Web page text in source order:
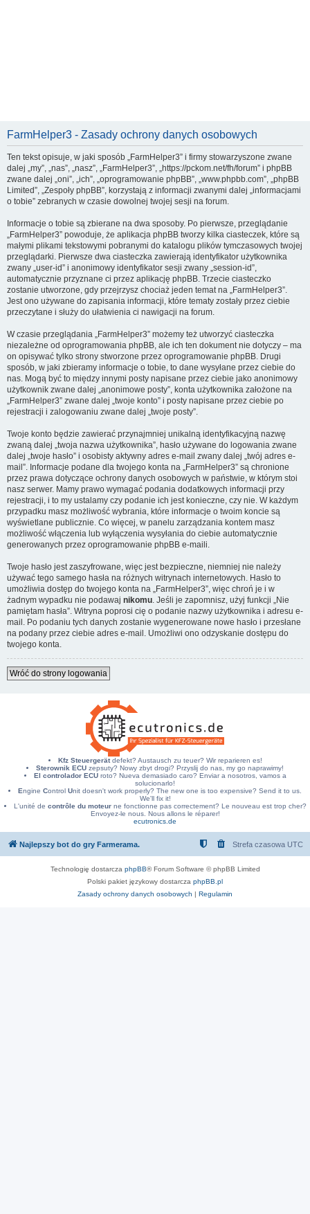
FarmHelper3 - Zasady ochrony danych osobowych
Ten tekst opisuje, w jaki sposób „FarmHelper3” i firmy stowarzyszone zwane
dalej „my”, „nas”, „nasz”, „FarmHelper3”, „https://pckom.net/fh/forum” i phpBB
zwane dalej „oni”, „ich”, „oprogramowanie phpBB”, „www.phpbb.com”, „phpBB
Limited”, „Zespoły phpBB”, korzystają z informacji zwanymi dalej „informacjami
o tobie” zebranych w czasie dowolnej twojej sesji na forum.
Informacje o tobie są zbierane na dwa sposoby. Po pierwsze, przeglądanie
„FarmHelper3” powoduje, że aplikacja phpBB tworzy kilka ciasteczek, które są
małymi plikami tekstowymi pobranymi do katalogu plików tymczasowych twojej
przeglądarki. Pierwsze dwa ciasteczka zawierają identyfikator użytkownika
zwany „user-id” i anonimowy identyfikator sesji zwany „session-id”,
automatycznie przyznane ci przez aplikację phpBB. Trzecie ciasteczko
zostanie utworzone, gdy przejrzysz chociaż jeden temat na „FarmHelper3”.
Jest ono używane do zapisania informacji, które tematy zostały przez ciebie
przeczytane i służy do ułatwienia ci nawigacji na forum.
W czasie przeglądania „FarmHelper3” możemy też utworzyć ciasteczka
niezależne od oprogramowania phpBB, ale ich ten dokument nie dotyczy – ma
on opisywać tylko strony stworzone przez oprogramowanie phpBB. Drugi
sposób, w jaki zbieramy informacje o tobie, to dane wysyłane przez ciebie do
nas. Mogą być to między innymi posty napisane przez ciebie jako anonimowy
użytkownik zwane dalej „anonimowe posty”, konta użytkownika założone na
„FarmHelper3” zwane dalej „twoje konto” i posty napisane przez ciebie po
rejestracji i zalogowaniu zwane dalej „twoje posty”.
Twoje konto będzie zawierać przynajmniej unikalną identyfikacyjną nazwę
zwaną dalej „twoja nazwa użytkownika”, hasło używane do logowania zwane
dalej „twoje hasło” i osobisty aktywny adres e-mail zwany dalej „twój adres e-
mail”. Informacje podane dla twojego konta na „FarmHelper3” są chronione
przez prawa dotyczące ochrony danych osobowych w państwie, w którym stoi
nasz serwer. Mamy prawo wymagać podania dodatkowych informacji przy
rejestracji, i to my ustalamy czy podanie ich jest konieczne, czy nie. W każdym
przypadku masz możliwość wybrania, które informacje o twoim koncie są
wyświetlane publicznie. Co więcej, w panelu zarządzania kontem masz
możliwość włączenia lub wyłączenia wysyłania do ciebie automatycznie
generowanych przez oprogramowanie phpBB e-maili.
Twoje hasło jest zaszyfrowane, więc jest bezpieczne, niemniej nie należy
używać tego samego hasła na różnych witrynach internetowych. Hasło to
umożliwia dostęp do twojego konta na „FarmHelper3”, więc chroń je i w
żadnym wypadku nie podawaj nikomu. Jeśli je zapomnisz, użyj funkcji „Nie
pamiętam hasła”. Witryna poprosi cię o podanie nazwy użytkownika i adresu e-
mail. Po podaniu tych danych zostanie wygenerowane nowe hasło i przesłane
na podany przez ciebie adres e-mail. Umożliwi ono odzyskanie dostępu do
twojego konta.
Wróć do strony logowania
Kfz Steuergerätdefekt? Austausch zu teuer? Wir reparieren es!
Sterownik ECU zepsuty? Nowy zbyt drogi? Przyslij do nas, my go naprawimy!
El controlador ECUroto? Nueva demasiado caro? Enviar a nosotros, vamos a
solucionarlo!
Engine Control Unit doesn't work properly? The new one is too expensive? Send it to us.
We'll fix it!
L'unité de contrôle du moteurne fonctionne pas correctement? Le nouveau est trop cher?
Envoyez-le nous. Nous allons le réparer!
ecutronics.de
Najlepszy bot do gry Farmerama. Strefa czasowa UTC
Technologię dostarcza phpBB® Forum Software © phpBB Limited
Polski pakiet językowy dostarcza phpBB.pl
Zasady ochrony danych osobowych | Regulamin